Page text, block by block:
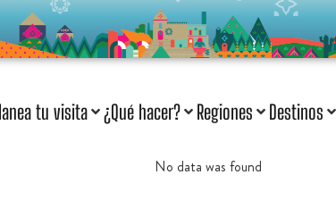
tu visita ¿Qué hacer? Regiones Destinos
No data was found